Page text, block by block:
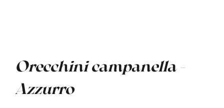
Orecchini campanella -
Azzurro